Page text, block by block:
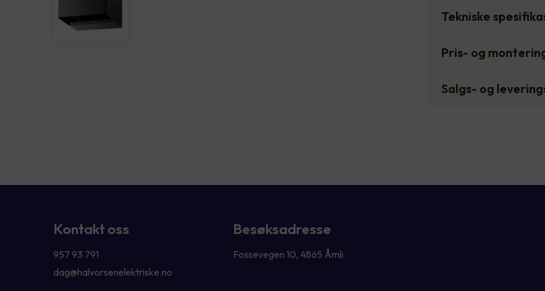
Tekniske
Pris- og
Salgs- og
Kontakt oss
957 93 791
dag@halvorsenelektriske.no
Besøksadresse
Fossevegen 10, 4865 Åmli